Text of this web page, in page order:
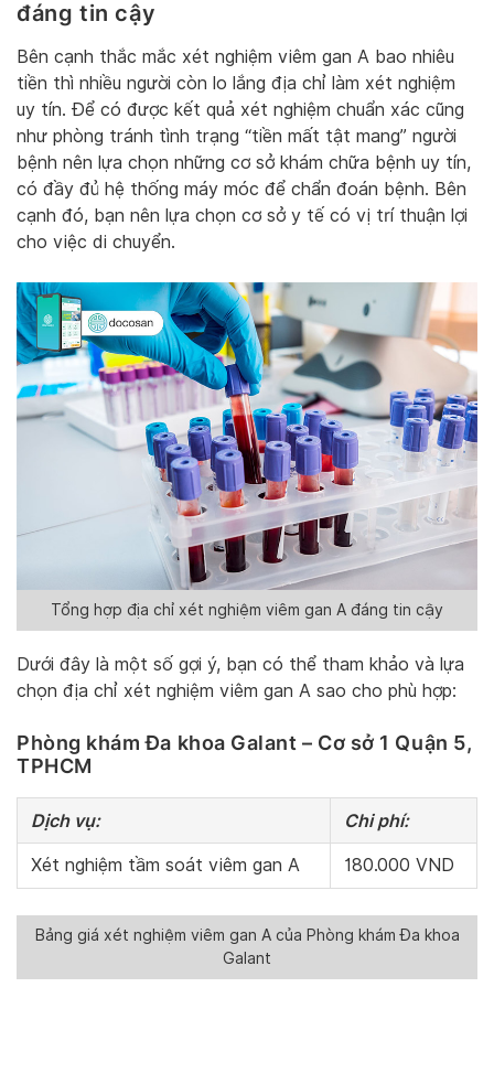
đáng tin cậy
Bên cạnh thắc mắc xét nghiệm viêm gan A bao nhiêu
tiền thì nhiều người còn lo lắng địa chỉ làm xét nghiệm
uy tín. Để có được kết quả xét nghiệm chuẩn xác cũng
như phòng tránh tình trạng “tiền mất tật mang” người
bệnh nên lựa chọn những cơ sở khám chữa bệnh uy tín,
có đầy đủ hệ thống máy móc để chẩn đoán bệnh. Bên
cạnh đó, bạn nên lựa chọn cơ sở y tế có vị trí thuận lợi
cho việc di chuyển.
Tổng hợp địa chỉ xét nghiệm viêm gan A đáng tin cậy
Dưới đây là một số gợi ý, bạn có thể tham khảo và lựa
chọn địa chỉ xét nghiệm viêm gan A sao cho phù hợp:
Phòng khám Đa khoa Galant – Cơ sở 1 Quận 5,
TPHCM
Dịch vụ: Chi phí:
Xét nghiệm tầm soát viêm gan A 180.000 VND
Bảng giá xét nghiệm viêm gan A của Phòng khám Đa khoa
Galant